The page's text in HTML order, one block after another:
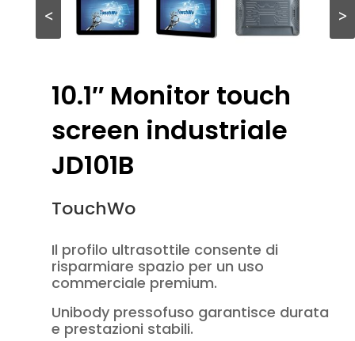
< >
10.1″ Monitor touch
screen industriale
JD101B
TouchWo
Il profilo ultrasottile consente di
risparmiare spazio per un uso
commerciale premium.
Unibody pressofuso garantisce durata
e prestazioni stabili.